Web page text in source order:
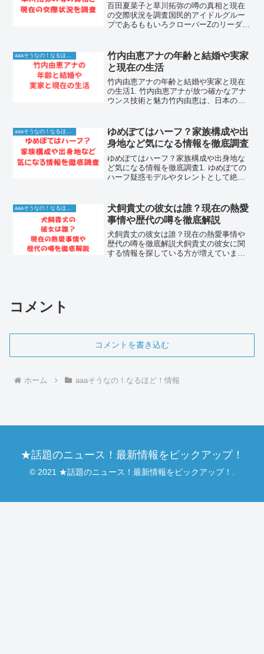
百田夏菜子と草川拓弥の噂の真相と現在
の交際状況を調査国民的アイドルグルー
プであるももいろクローバーZのリーダ
でもトップクラスの人気を誇る二人の間
に流れる熱愛の噂は、多く...
竹内由恵アナの年齢と結婚や実家
と現在の生活
竹内由恵アナの年齢と結婚や実家と現在
の生活1. 竹内由恵アナが放つ確かなアナ
ウンス技術と魅力竹内由恵は、日本の放
てきた人気アナウンサーです。日々変化
するニュースを分かり...
aaaそうなの！なるほど！情報
ゆめぽてはハーフ？家族構成や出
身地など気になる情報を徹底調査
ゆめぽてはハーフ？家族構成や出身地な
ど気になる情報を徹底調査1. ゆめぽての
ハーフ疑惑モデルやタレントとして絶大
インターネット上ではゆめぽて ハーフと
いう言葉が検索され...
犬飼貴丈の彼女は誰？現在の熱愛
事情や歴代の噂を徹底解説
犬飼貴丈の彼女は誰？現在の熱愛事情や
歴代の噂を徹底解説犬飼貴丈の彼女に関
する情報を探している方が増えていま
コメント
コメントを書き込む
ホーム aaaそうなの！なるほど！情報
★話題のニュース！最新情報をピックアップ！
© 2021 ★話題のニュース！最新情報をピックアップ！.